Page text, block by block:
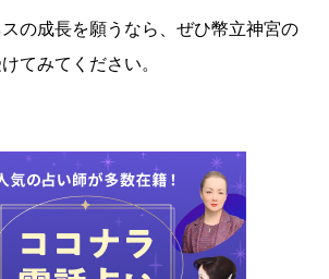
の成長を願うなら、ぜひ幣立神宮の
てみてください。